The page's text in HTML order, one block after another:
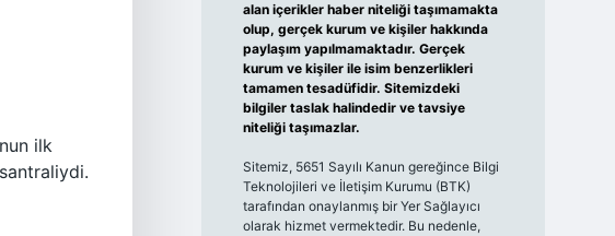
ilk
alan içerikler haber niteliği taşımamakta
olup, gerçek kurum ve kişiler hakkında
paylaşım yapılmamaktadır. Gerçek
kurum ve kişiler ile isim benzerlikleri
tamamen tesadüfidir. Sitemizdeki
bilgiler taslak halindedir ve tavsiye
niteliği taşımazlar.
Sitemiz, 5651 Sayılı Kanun gereğince Bilgi
Teknolojileri ve İletişim Kurumu (BTK)
tarafından onaylanmış bir Yer Sağlayıcı
olarak hizmet vermektedir. Bu nedenle,